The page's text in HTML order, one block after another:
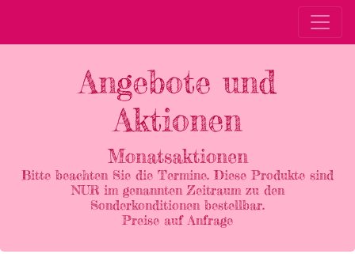
Angebote und
Aktionen
Monatsaktionen
Bitte beachten Sie die Termine. Diese Produkte sind
NUR im genannten Zeitraum zu den
Sonderkonditionen bestellbar.
Preise auf Anfrage